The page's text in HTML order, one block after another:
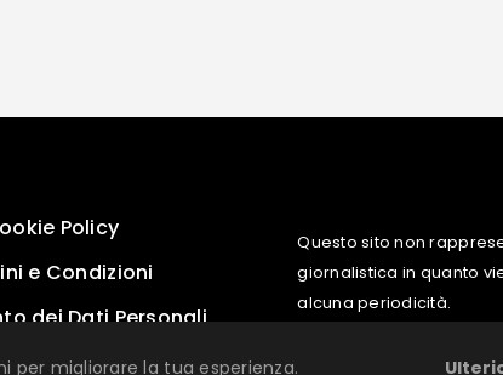
per migliorare la tua esperienza.
Policy
e Condizioni
dei Dati Personali
Questo sito non
giornalistica in quanto
alcuna periodicità.